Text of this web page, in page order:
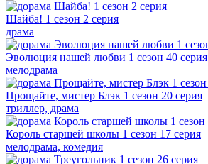
Шайба! 1 сезон 2 серия
драма
Эволюция нашей любви 1 сезон 40 серия
мелодрама
Прощайте, мистер Блэк 1 сезон 20 серия
триллер, драма
Король старшей школы 1 сезон 17 серия
мелодрама, комедия